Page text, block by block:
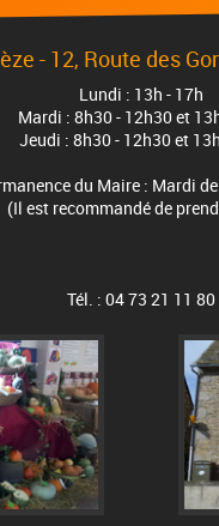
- 12, Route des
Lundi : 13h - 17h
Mardi : 8h30 - 12h30 et
Jeudi : 8h30 - 12h30 et
du Maire : Mardi
(Il est recommandé de
Tél. : 04 73 21 11 80